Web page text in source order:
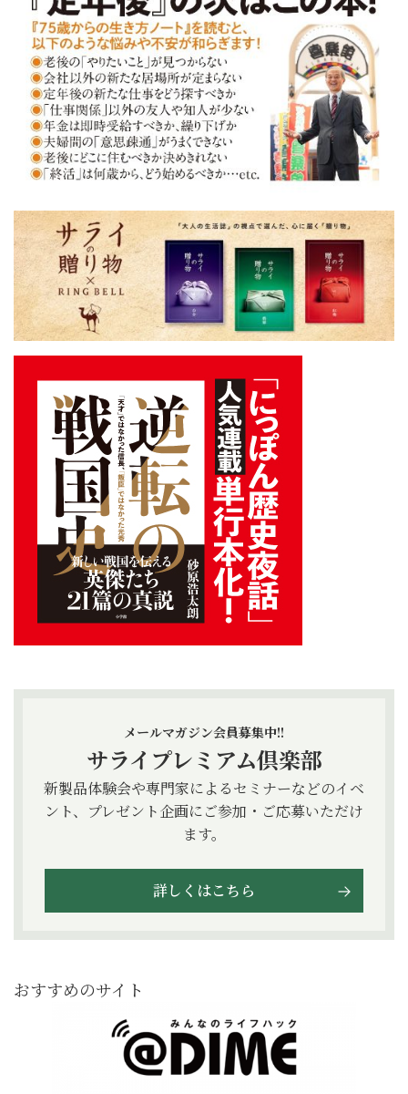
メールマガジン会員募集中!!
サライプレミアム倶楽部
新製品体験会や専門家によるセミナーなどのイベ
ント、プレゼント企画にご参加・ご応募いただけ
ます。
詳しくはこちら
おすすめのサイト